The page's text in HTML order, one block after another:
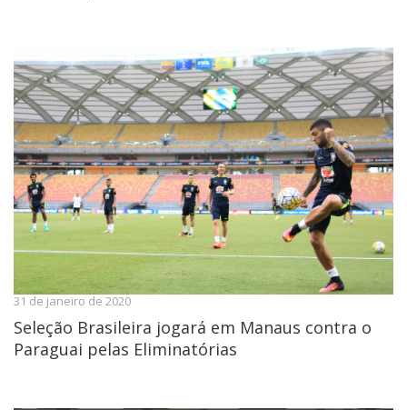
31 de janeiro de 2020
Seleção Brasileira jogará em Manaus contra o
Paraguai pelas Eliminatórias